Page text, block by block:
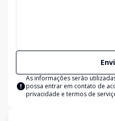
As informações serão
possa entrar em contato de
privacidade e termos de